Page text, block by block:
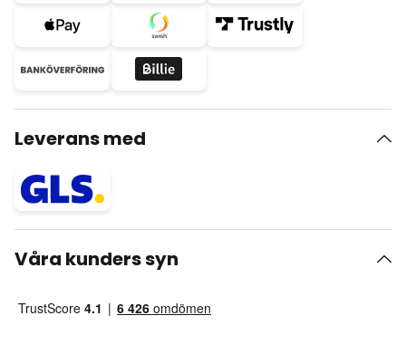
Leverans med
Våra kunders syn